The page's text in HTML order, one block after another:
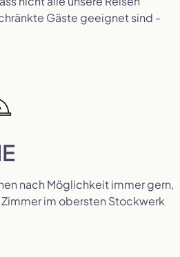
Gäste geeignet sind -
nach Möglichkeit immer gern,
im obersten Stockwerk